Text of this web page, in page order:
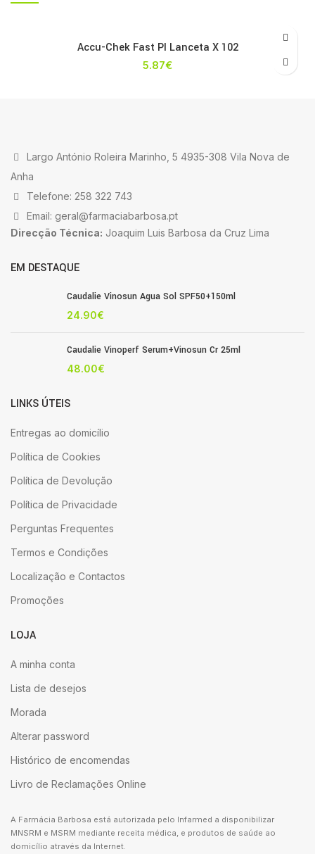
Accu-Chek Fast Pl Lanceta X 102
5.87€
Largo António Roleira Marinho, 5 4935-308 Vila Nova de
Anha
Telefone: 258 322 743
Email: geral@farmaciabarbosa.pt
Direcção Técnica: Joaquim Luis Barbosa da Cruz Lima
EM DESTAQUE
Caudalie Vinosun Agua Sol SPF50+150ml
24.90€
Caudalie Vinoperf Serum+Vinosun Cr 25ml
48.00€
LINKS ÚTEIS
Entregas ao domicílio
Política de Cookies
Política de Devolução
Política de Privacidade
Perguntas Frequentes
Termos e Condições
Localização e Contactos
Promoções
LOJA
A minha conta
Lista de desejos
Morada
Alterar password
Histórico de encomendas
Livro de Reclamações Online
A Farmácia Barbosa está autorizada pelo Infarmed a disponibilizar
MNSRM e MSRM mediante receita médica, e produtos de saúde ao
domicílio através da Internet.